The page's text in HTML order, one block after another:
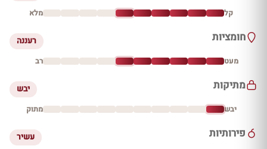
קל מלא
חומציות רעננה
מעט רב
מתיקות יבש
יבש מתוק
פירותיות עשיר